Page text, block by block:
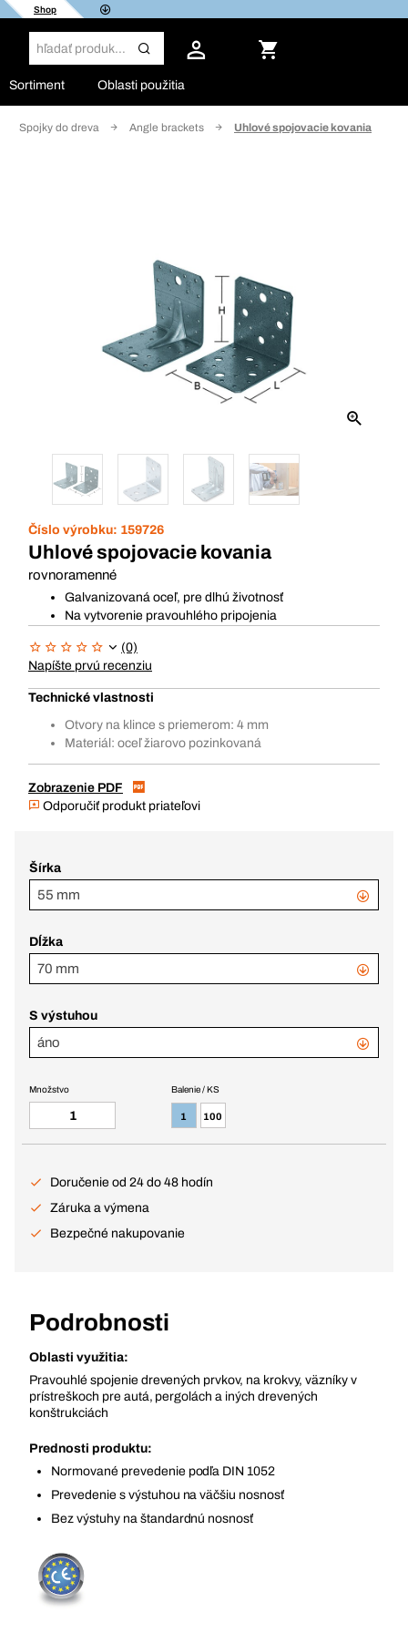
Shop
Sortiment Oblasti použitia
Spojky do dreva Angle brackets Uhlové spojovacie kovania
Číslo výrobku: 159726
Uhlové spojovacie kovania
rovnoramenné
Galvanizovaná oceľ, pre dlhú životnosť
Na vytvorenie pravouhlého pripojenia
(0)
Napíšte prvú recenziu
Technické vlastnosti
Otvory na klince s priemerom: 4 mm
Materiál: oceľ žiarovo pozinkovaná
Zobrazenie PDF
Odporučiť produkt priateľovi
Šírka
55 mm
Dĺžka
70 mm
S výstuhou
áno
Balenie / KS
1 100
Množstvo
Doručenie od 24 do 48 hodín
Záruka a výmena
Bezpečné nakupovanie
Podrobnosti
Oblasti využitia:
Pravouhlé spojenie drevených prvkov, na krokvy, väzníky v
prístreškoch pre autá, pergolách a iných drevených
konštrukciách
Prednosti produktu:
Normované prevedenie podľa DIN 1052
Prevedenie s výstuhou na väčšiu nosnosť
Bez výstuhy na štandardnú nosnosť